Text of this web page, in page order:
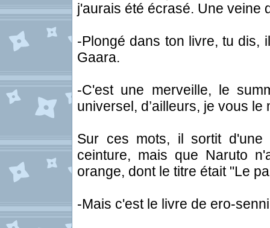
j'aurais été écrasé. Une veine
-Plongé dans ton livre, tu dis,
Gaara.
-C'est une merveille, le
universel, d’ailleurs, je vous le
Sur ces mots, il sortit
ceinture, mais que Naruto
orange, dont le titre était "Le
-Mais c'est le livre de ero-